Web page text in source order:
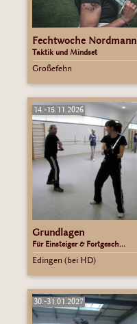
Fechtwoche Nordmann
Taktik und Mindset
Großefehn
14.-15.11.2026
Grundlagen
Für Einsteiger & Fortgesch...
Edingen (bei HD)
30.-31.01.2027